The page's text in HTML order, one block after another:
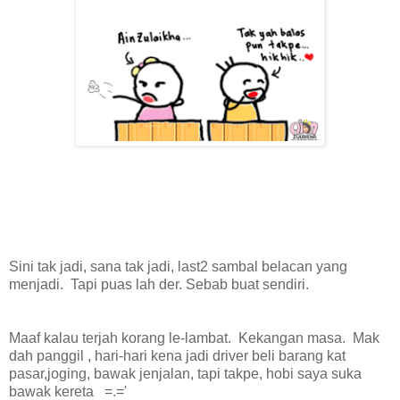
Sini tak jadi, sana tak jadi, last2 sambal belacan yang
menjadi. Tapi puas lah der. Sebab buat sendiri.
Maaf kalau terjah korang le-lambat. Kekangan masa. Mak
dah panggil , hari-hari kena jadi driver beli barang kat
pasar,joging, bawak jenjalan, tapi takpe, hobi saya suka
bawak kereta =.='